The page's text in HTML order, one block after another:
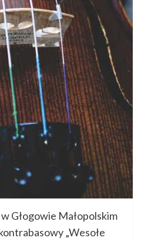
Głogowie Małopolskim
„Wesołe